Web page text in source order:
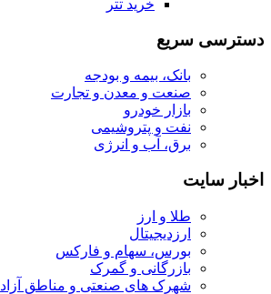
خرید تتر
دسترسی سریع
بانک، بیمه و بودجه
صنعت و معدن و تجارت
بازار خودرو
نفت و پتروشیمی
برق، آب و انرژی
اخبار سایت
طلا و ارز
ارزدیجیتال
بورس، سهام و فارکس
بازرگانی و گمرک
شهرک های صنعتی و مناطق آزاد